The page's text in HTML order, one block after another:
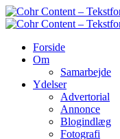
Skip
to
Forside
Om
Samarbejde
Ydelser
Advertorial
Annonce
Blogindlæg
Fotografi